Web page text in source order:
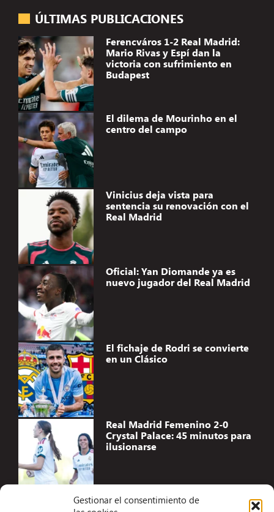
Gestionar el consentimiento de
ÚLTIMAS PUBLICACIONES
Ferencváros 1-2 Real Madrid:
Mario Rivas y Espí dan la
victoria con sufrimiento en
Budapest
El dilema de Mourinho en el
centro del campo
Vinicius deja vista para
sentencia su renovación con el
Real Madrid
Oficial: Yan Diomande ya es
nuevo jugador del Real Madrid
El fichaje de Rodri se convierte
en un Clásico
Real Madrid Femenino 2-0
Crystal Palace: 45 minutos para
ilusionarse